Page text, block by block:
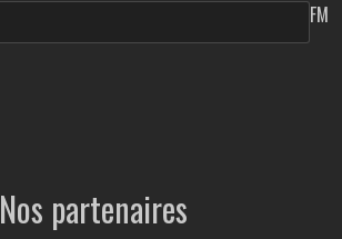
FM
Nos partenaires